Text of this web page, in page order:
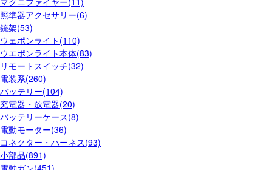
照準器アクセサリー(6)
銃架(53)
ウェポンライト(110)
ウエポンライト本体(83)
リモートスイッチ(32)
電装系(260)
バッテリー(104)
充電器・放電器(20)
バッテリーケース(8)
電動モーター(36)
コネクター・ハーネス(93)
小部品(891)
電動ガン(451)